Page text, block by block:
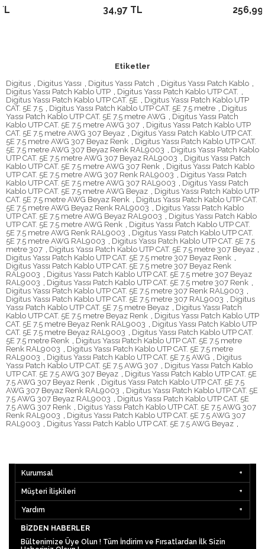
34,97 TL 256,99 TL
Etiketler
Digitus
Digitus Yassı Digitus Yassı Patch Digitus Yassı Patch Kablo
Digitus Yassı Patch Kablo UTP
Digitus Yassı Patch Kablo UTP CAT.
Digitus Yassı Patch Kablo UTP CAT. 5E
Digitus Yassı Patch Kablo UTP
CAT. 5E 7.5
Digitus Yassı Patch Kablo UTP CAT. 5E 7.5 metre
Digitus
Yassı Patch Kablo UTP CAT. 5E 7.5 metre AWG
Digitus Yassı Patch
Kablo UTP CAT. 5E 7.5 metre AWG 307
Digitus Yassı Patch Kablo UTP
CAT. 5E 7.5 metre AWG 307 Beyaz
Digitus Yassı Patch Kablo UTP CAT.
5E 7.5 metre AWG 307 Beyaz Renk
Digitus Yassı Patch Kablo UTP CAT.
5E 7.5 metre AWG 307 Beyaz Renk RAL9003
Digitus Yassı Patch Kablo
UTP CAT. 5E 7.5 metre AWG 307 Beyaz RAL9003
Digitus Yassı Patch
Kablo UTP CAT. 5E 7.5 metre AWG 307 Renk
Digitus Yassı Patch Kablo
UTP CAT. 5E 7.5 metre AWG 307 Renk RAL9003
Digitus Yassı Patch
Kablo UTP CAT. 5E 7.5 metre AWG 307 RAL9003
Digitus Yassı Patch
Kablo UTP CAT. 5E 7.5 metre AWG Beyaz
Digitus Yassı Patch Kablo UTP
CAT. 5E 7.5 metre AWG Beyaz Renk
Digitus Yassı Patch Kablo UTP CAT.
5E 7.5 metre AWG Beyaz Renk RAL9003
Digitus Yassı Patch Kablo
UTP CAT. 5E 7.5 metre AWG Beyaz RAL9003
Digitus Yassı Patch Kablo
UTP CAT. 5E 7.5 metre AWG Renk
Digitus Yassı Patch Kablo UTP CAT.
5E 7.5 metre AWG Renk RAL9003
Digitus Yassı Patch Kablo UTP CAT.
5E 7.5 metre AWG RAL9003
Digitus Yassı Patch Kablo UTP CAT. 5E 7.5
metre 307
Digitus Yassı Patch Kablo UTP CAT. 5E 7.5 metre 307 Beyaz
Digitus Yassı Patch Kablo UTP CAT. 5E 7.5 metre 307 Beyaz Renk
Digitus Yassı Patch Kablo UTP CAT. 5E 7.5 metre 307 Beyaz Renk
RAL9003
Digitus Yassı Patch Kablo UTP CAT. 5E 7.5 metre 307 Beyaz
RAL9003
Digitus Yassı Patch Kablo UTP CAT. 5E 7.5 metre 307 Renk
Digitus Yassı Patch Kablo UTP CAT. 5E 7.5 metre 307 Renk RAL9003
Digitus Yassı Patch Kablo UTP CAT. 5E 7.5 metre 307 RAL9003
Digitus
Yassı Patch Kablo UTP CAT. 5E 7.5 metre Beyaz
Digitus Yassı Patch
Kablo UTP CAT. 5E 7.5 metre Beyaz Renk
Digitus Yassı Patch Kablo UTP
CAT. 5E 7.5 metre Beyaz Renk RAL9003
Digitus Yassı Patch Kablo UTP
CAT. 5E 7.5 metre Beyaz RAL9003
Digitus Yassı Patch Kablo UTP CAT.
5E 7.5 metre Renk
Digitus Yassı Patch Kablo UTP CAT. 5E 7.5 metre
Renk RAL9003
Digitus Yassı Patch Kablo UTP CAT. 5E 7.5 metre
RAL9003
Digitus Yassı Patch Kablo UTP CAT. 5E 7.5 AWG
Digitus
Yassı Patch Kablo UTP CAT. 5E 7.5 AWG 307
Digitus Yassı Patch Kablo
UTP CAT. 5E 7.5 AWG 307 Beyaz
Digitus Yassı Patch Kablo UTP CAT. 5E
7.5 AWG 307 Beyaz Renk
Digitus Yassı Patch Kablo UTP CAT. 5E 7.5
AWG 307 Beyaz Renk RAL9003
Digitus Yassı Patch Kablo UTP CAT. 5E
7.5 AWG 307 Beyaz RAL9003
Digitus Yassı Patch Kablo UTP CAT. 5E
7.5 AWG 307 Renk
Digitus Yassı Patch Kablo UTP CAT. 5E 7.5 AWG 307
Renk RAL9003
Digitus Yassı Patch Kablo UTP CAT. 5E 7.5 AWG 307
RAL9003
Digitus Yassı Patch Kablo UTP CAT. 5E 7.5 AWG Beyaz
Kurumsal
Müşteri İlişkileri
Yardım
BIZDEN HABERLER
Bültenimize Üye Olun ! Tüm İndirim ve Fırsatlardan İlk Sizin